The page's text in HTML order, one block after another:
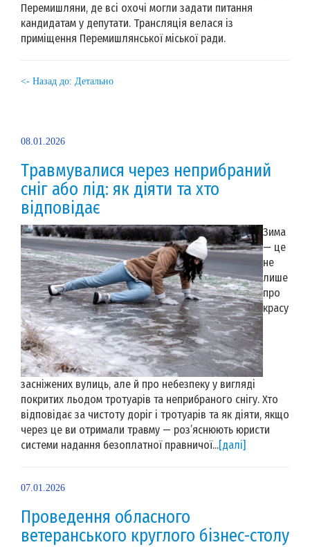
Перемишляни, де всі охочі могли задати питання
кандидатам у депутати. Трансляція велася із
приміщення Перемишлянської міської ради.
<- Назад до: Детально
08.01.2026
Травмувалися через неприбраний
сніг або лід: як діяти та хто
відповідає
Зима
— це
не
лише
про
красу
засніжених вулиць, але й про небезпеку у вигляді
покритих льодом тротуарів та неприбраного снігу. Хто
відповідає за чистоту доріг і тротуарів та як діяти, якщо
через це ви отримали травму — роз’яснюють юристи
системи надання безоплатної правничої...[далі]
07.01.2026
Проведення обласного
ветеранського круглого бізнес-столу